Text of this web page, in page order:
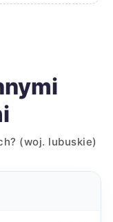
(woj. lubuskie)